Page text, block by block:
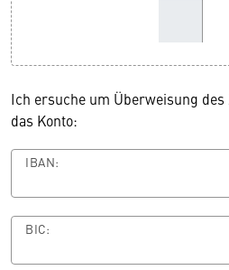
Ich ersuche um Überweisung
das Konto:
IBAN:
BIC: